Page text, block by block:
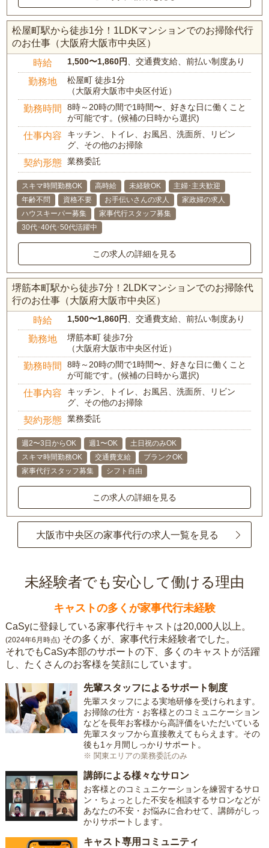
松屋町駅から徒歩1分！1LDKマンションでのお掃除代行
のお仕事（大阪府大阪市中央区）
時給 1,500〜1,860円 、交通費支給、前払い制度あり
勤務地
松屋町 徒歩1分
（大阪府大阪市中央区付近）
勤務時間
8時～20時の間で1時間〜、好きな日に働くこと
が可能です。(候補の日時から選択)
仕事内容
キッチン、トイレ、お風呂、洗面所、リビン
グ、その他のお掃除
契約形態 業務委託
スキマ時間勤務OK 高時給 未経験OK
主婦･主夫歓迎
年齢不問
資格不要 お手伝いさんの求人
家政婦の求人
ハウスキーパー募集
家事代行スタッフ募集
30代･40代･50代活躍中
この求人の詳細を見る
堺筋本町駅から徒歩7分！2LDKマンションでのお掃除代
行のお仕事（大阪府大阪市中央区）
時給 1,500〜1,860円 、交通費支給、前払い制度あり
勤務地
堺筋本町 徒歩7分
（大阪府大阪市中央区付近）
勤務時間
8時～20時の間で1時間〜、好きな日に働くこと
が可能です。(候補の日時から選択)
仕事内容
キッチン、トイレ、お風呂、洗面所、リビン
グ、その他のお掃除
契約形態 業務委託
週2〜3日からOK 週1〜OK
土日祝のみOK
スキマ時間勤務OK
交通費支給
ブランクOK
家事代行スタッフ募集
シフト自由
この求人の詳細を見る
大阪市中央区の家事代行の求人一覧を見る
未経験者でも安心して働ける理由
キャストの多くが家事代行未経験
CaSyに登録している家事代行キャストは20,000人以上。
(2024年6月時点) その多くが、家事代行未経験者でした。
それでもCaSy本部のサポートの下、多くのキャストが活躍
し、たくさんのお客様を笑顔にしています。
先輩スタッフによるサポート制度
先輩スタッフによる実地研修を受けられます。
お掃除の仕方・お客様とのコミュニケーション
などを長年お客様から高評価をいただいている
先輩スタッフから直接教えてもらえます。その
後も1ヶ月間しっかりサポート。
※ 関東エリアの業務委託のみ
講師による様々なサロン
お客様とのコミュニケーションを練習するサロ
ン・ちょっとした不安を相談するサロンなどが
あなたの不安・お悩みに合わせて、講師がしっ
かりサポートします。
キャスト専用コミュニティ